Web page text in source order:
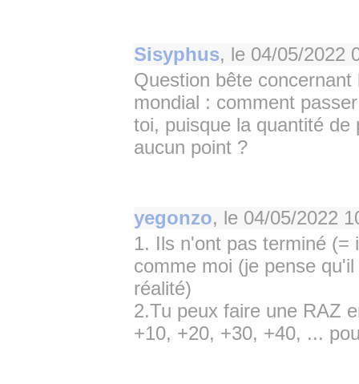
Sisyphus, le 04/05/2022
Question bête
mondial : comment
toi, puisque la quantité
aucun point ?
yegonzo, le 04/05/2022
1. Ils n'ont pas terminé (=
comme moi (je pense
réalité)
2.Tu peux faire une RAZ
+10, +20, +30, +40, ...